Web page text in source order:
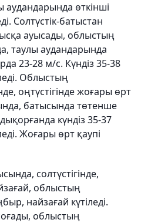
өткінші
Солтүстік-батыстан
ауысады, облыстың
таулы аудандарында
23-28 м/с. Күндіз 35-38
Облыстың
оңтүстігінде жоғары өрт
батысында төтенше
күндіз 35-37
Жоғары өрт қаупі
солтүстігінде,
облыстың
найзағай күтіледі.
облыстың